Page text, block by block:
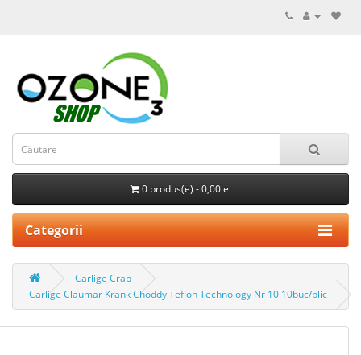
0 produs(e) - 0,00lei
Categorii
Carlige Crap
Carlige Claumar Krank Choddy Teflon Technology Nr 10 10buc/plic